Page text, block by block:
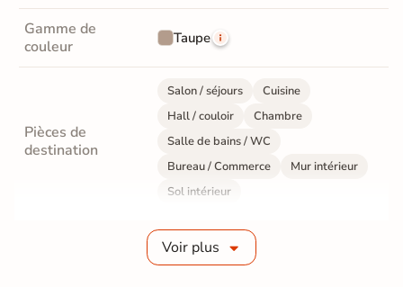
Gamme de
couleur
Taupe
Pièces de
destination
Salon / séjours
Cuisine
Hall / couloir
Chambre
Salle de bains / WC
Bureau / Commerce
Mur intérieur
Sol intérieur
Grès cérame émaillé
Voir plus